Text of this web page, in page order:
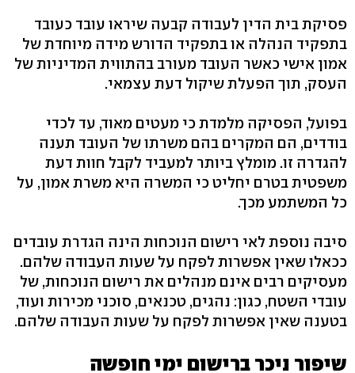
פסיקת בית הדין לעבודה קבעה שיראו עובד כעובד
בתפקיד הנהלה או בתפקיד הדורש מידה מיוחדת של
אמון אישי כאשר העובד מעורב בהתווית המדיניות של
העסק, תוך הפעלת שיקול דעת עצמאי.
בפועל, הפסיקה מלמדת כי מעטים מאוד, עד לכדי
בודדים, הם המקרים בהם משרתו של העובד תענה
להגדרה זו. מומלץ ביותר למעביד לקבל חוות דעת
משפטית בטרם יחליט כי המשרה היא משרת אמון, על
כל המשתמע מכך.
סיבה נוספת לאי רישום הנוכחות הינה הגדרת עובדים
ככאלו שאין אפשרות לפקח על שעות העבודה שלהם.
מעסיקים רבים אינם מנהלים את רישום הנוכחות, של
עובדי השטח, כגון: נהגים, טכנאים, סוכני מכירות ועוד,
בטענה שאין אפשרות לפקח על שעות העבודה שלהם.
שיפור ניכר ברישום ימי חופשה